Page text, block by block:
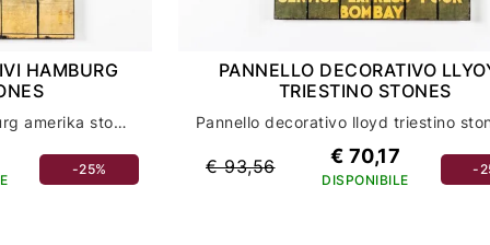
HAMBURG
Pannello decorativo hamburg amerika stones: accessori casa e complementi per un ambiente unico
-25%
PANNELLO DECORATIVO
TRIESTINO STONES
€ 93,56 € 70,17
DISPONIBILE
-